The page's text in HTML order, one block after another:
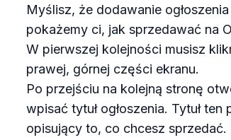
Myślisz, że dodawanie
pokażemy ci, jak sprzedawać na
W pierwszej kolejności musisz
prawej, górnej części ekranu.
Po przejściu na kolejną stronę
wpisać tytuł ogłoszenia. Tytuł
opisujący to, co chcesz